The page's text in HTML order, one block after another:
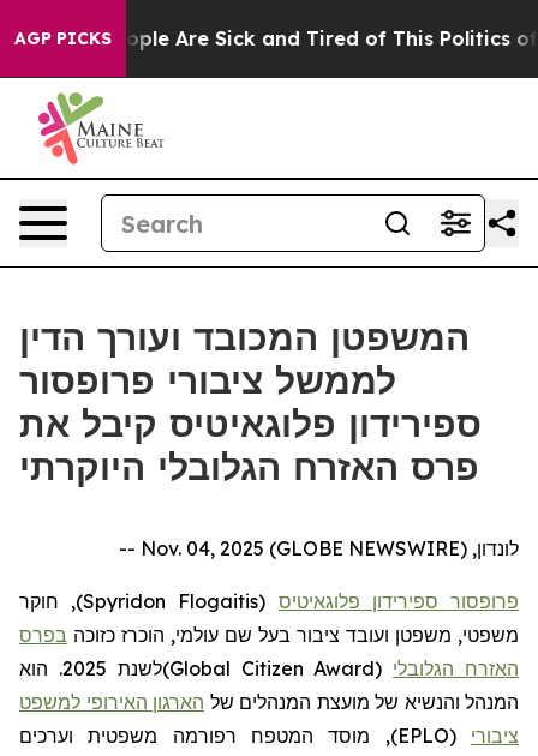
AGP PICKS“People Are Sick and Tired of This Politics of
המשפטן המכובד ועורך הדין
לממשל ציבורי פרופסור
ספירידון פלוגאיטיס קיבל את
פרס האזרח הגלובלי היוקרתי
לונדון, Nov. 04, 2025 (GLOBE NEWSWIRE) --
פרופסור ספירידון פלוגאיטיס (
Spyridon Flogaitis
), חוקר
משפטי, משפטן ועובד ציבור בעל שם עולמי, הוכרז כזוכה בפרס
האזרח הגלובלי (
Global Citizen Award
)
לשנת 2025. הוא
המנהל והנשיא של מועצת המנהלים של הארגון האירופי למשפט
ציבורי
(EPLO), מוסד המטפח רפורמה משפטית וערכים